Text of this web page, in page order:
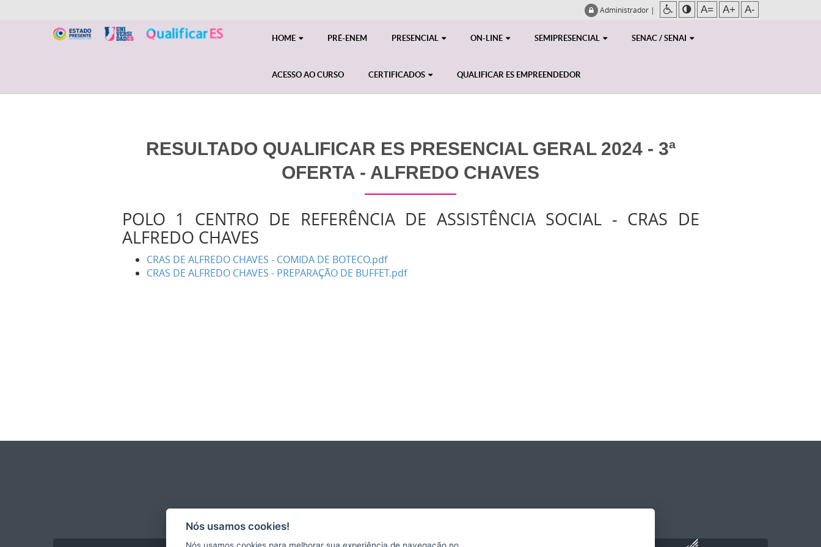
Administrador | A= A+ A-
HOME PRÉ-ENEM PRESENCIAL ON-LINE SEMIPRESENCIAL SENAC / SENAI
ACESSO AO CURSO CERTIFICADOS QUALIFICAR ES EMPREENDEDOR
RESULTADO QUALIFICAR ES PRESENCIAL GERAL 2024 - 3ª
OFERTA - ALFREDO CHAVES
POLO 1 CENTRO DE REFERÊNCIA DE ASSISTÊNCIA SOCIAL - CRAS DE
ALFREDO CHAVES
CRAS DE ALFREDO CHAVES - COMIDA DE BOTECO.pdf
CRAS DE ALFREDO CHAVES - PREPARAÇÃO DE BUFFET.pdf
Nós usamos cookies!